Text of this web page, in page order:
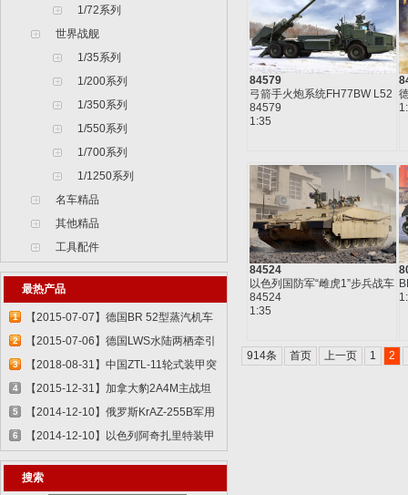
1/72系列
世界战舰
1/35系列
1/200系列
1/350系列
1/550系列
1/700系列
1/1250系列
名车精品
其他精品
工具配件
最热产品
1
【2015-07-07】德国BR 52型蒸汽机车
829...
2
【2015-07-06】德国LWS水陆两栖牵引
车 82...
3
【2018-08-31】中国ZTL-11轮式装甲突
击车 ...
4
【2015-12-31】加拿大豹2A4M主战坦
克 8386...
5
【2014-12-10】俄罗斯KrAZ-255B军用
卡车85...
6
【2014-12-10】以色列阿奇扎里特装甲
运兵...
搜索
84579
弓箭手火炮系统FH77BW L52
84579
1:35
84524
以色列国防军“雌虎1”步兵战车
84524
1:35
914条 首页 上一页 1 2